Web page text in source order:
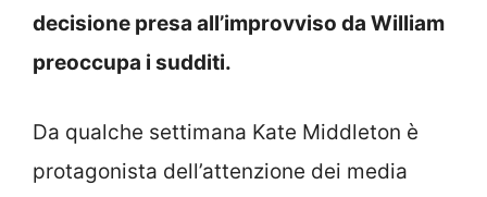
decisione presa all’improvviso da William
preoccupa i sudditi.
Da qualche settimana Kate Middleton è
protagonista dell’attenzione dei media